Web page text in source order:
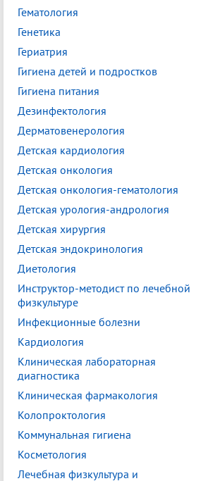
Гематология
Генетика
Гериатрия
Гигиена детей и подростков
Гигиена питания
Дезинфектология
Дерматовенерология
Детская кардиология
Детская онкология
Детская онкология-гематология
Детская урология-андрология
Детская хирургия
Детская эндокринология
Диетология
Инструктор-методист по лечебной
физкультуре
Инфекционные болезни
Кардиология
Клиническая лабораторная
диагностика
Клиническая фармакология
Колопроктология
Коммунальная гигиена
Косметология
Лечебная физкультура и